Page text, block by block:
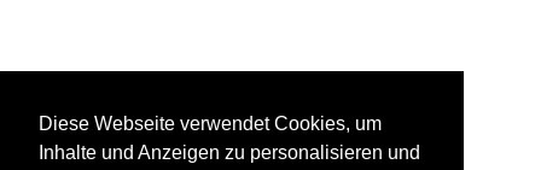
Diese Webseite verwendet Cookies, um
Inhalte und Anzeigen zu personalisieren und